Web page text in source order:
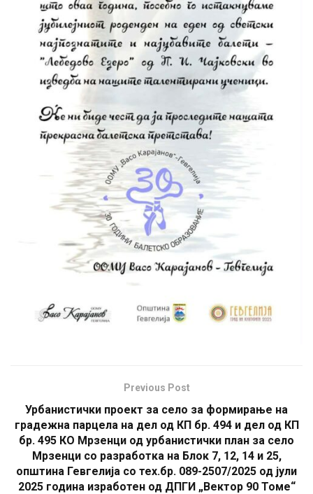
Previous Post
Урбанистички проект за село за формирање на
градежна парцела на дел од КП бр. 494 и дел од КП
бр. 495 КО Мрзенци од урбанистички план за село
Мрзенци со разработка на Блок 7, 12, 14 и 25,
општина Гевгелија со тех.бр. 089-2507/2025 од јули
2025 година изработен од ДПГИ „Вектор 90 Томе“